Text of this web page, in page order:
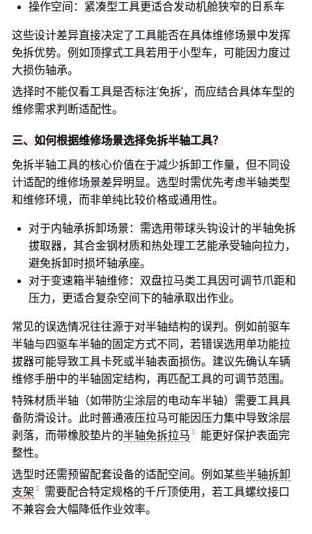
操作空间：紧凑型工具更适合发动机舱狭窄的日系车
这些设计差异直接决定了工具能否在具体维修场景中发挥
免拆优势。例如顶撑式工具若用于小型车，可能因力度过
大损伤轴承。
选择时不能仅看工具是否标注'免拆'，而应结合具体车型的
维修需求判断适配性。
三、如何根据维修场景选择免拆半轴工具？
免拆半轴工具的核心价值在于减少拆卸工作量，但不同设
计适配的维修场景差异明显。选型时需优先考虑半轴类型
和维修环境，而非单纯比较价格或通用性。
对于内轴承拆卸场景：需选用带球头钩设计的半轴免拆
拔取器，其合金钢材质和热处理工艺能承受轴向拉力，
避免拆卸时损坏轴承座。
对于变速箱半轴维修：双盘拉马类工具因可调节爪距和
压力，更适合复杂空间下的轴承取出作业。
常见的误选情况往往源于对半轴结构的误判。例如前驱车
半轴与四驱车半轴的固定方式不同，若错误选用单功能拉
拔器可能导致工具卡死或半轴表面损伤。建议先确认车辆
维修手册中的半轴固定结构，再匹配工具的可调节范围。
特殊材质半轴（如带防尘涂层的电动车半轴）需要工具具
备防滑设计。此时普通液压拉马可能因压力集中导致涂层
剥落，而带橡胶垫片的半轴免拆拉马
能更好保护表面完
整性。
选型时还需预留配套设备的适配空间。例如某些半轴拆卸
支架
需要配合特定规格的千斤顶使用，若工具螺纹接口
不兼容会大幅降低作业效率。